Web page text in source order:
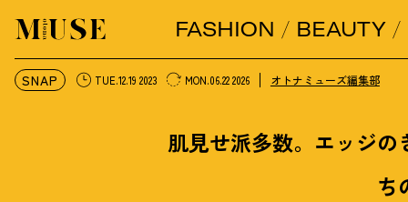
オトナミューズ ウェブFASHION BEAUTY
SNAP TUE.12.19 2023 MON.06.22 2026 オトナミューズ編集部
肌見せ派多数。エッジ
ち